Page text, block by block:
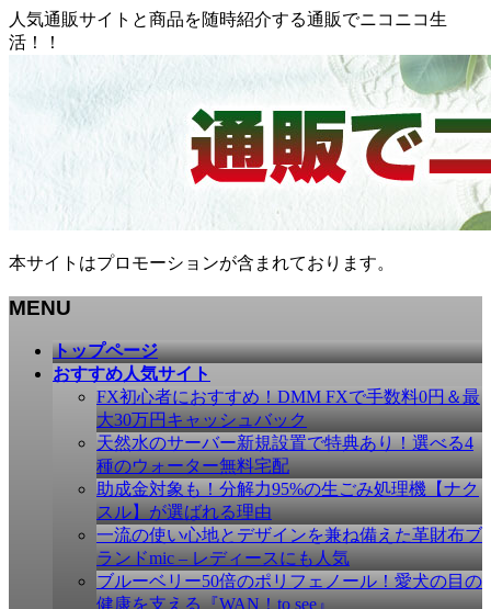
人気通販サイトと商品を随時紹介する通販でニコニコ生
活！！
本サイトはプロモーションが含まれております。
MENU
トップページ
おすすめ人気サイト
FX初心者におすすめ！DMM FXで手数料0円＆最
大30万円キャッシュバック
天然水のサーバー新規設置で特典あり！選べる4
種のウォーター無料宅配
助成金対象も！分解力95%の生ごみ処理機【ナク
スル】が選ばれる理由
一流の使い心地とデザインを兼ね備えた革財布ブ
ランドmic – レディースにも人気
ブルーベリー50倍のポリフェノール！愛犬の目の
健康を支える『WAN！to see』